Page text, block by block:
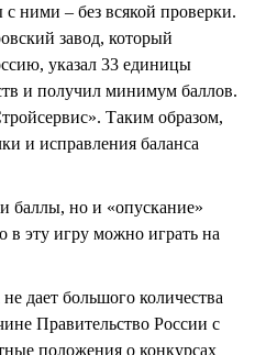
с ними – без всякой проверки.
завод, который
указал 33 единицы
и получил минимум баллов.
Таким образом,
и исправления баланса
баллы, но и «опускание»
в эту игру можно играть на
дает большого количества
Правительство России с
положения о конкурсах